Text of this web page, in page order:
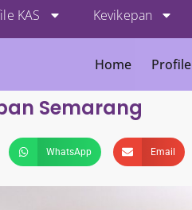
KAS Kevikepan
Home Profile
Semarang
WhatsApp Email